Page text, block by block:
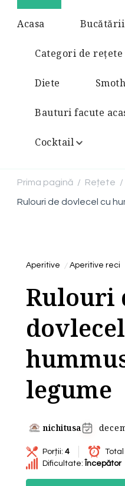
Acasa Bucătării
Categori de rețete
Diete
Bauturi facute
Cocktail
Prima pagină / Rețete /
Rulouri de dovlecel cu
Aperitive Aperitive reci
Rulouri
legume
nichitusa
Porții: 4
Dificultate: Începător